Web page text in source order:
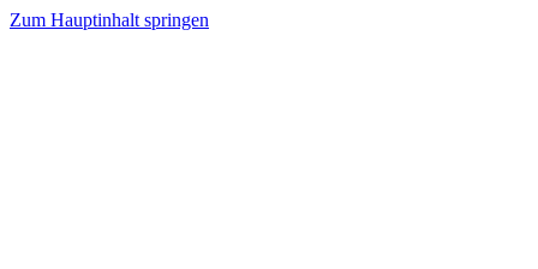
Zum Hauptinhalt springen